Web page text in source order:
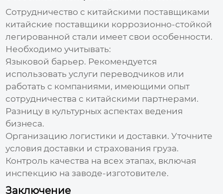
Сотрудничество с китайскими поставщиками
китайские поставщики коррозионно-стойкой
легированной стали имеет свои особенности.
Необходимо учитывать:
Языковой барьер. Рекомендуется
использовать услуги переводчиков или
работать с компаниями, имеющими опыт
сотрудничества с китайскими партнерами.
Разницу в культурных аспектах ведения
бизнеса.
Организацию логистики и доставки. Уточните
условия доставки и страхования груза.
Контроль качества на всех этапах, включая
инспекцию на заводе-изготовителе.
Заключение